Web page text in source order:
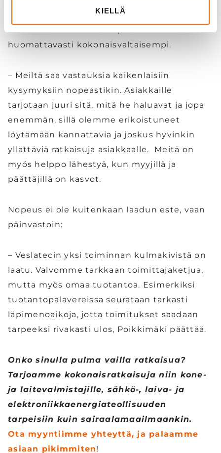
KIELLÄ
suunnittelu ja kehitystyö tehdään samassa
tehtaassa kuin tuotanto, näkökulma on
huomattavasti kokonaisvaltaisempi.
– Meiltä saa vastauksia kaikenlaisiin
kysymyksiin nopeastikin. Asiakkaille
tarjotaan juuri sitä, mitä he haluavat ja jopa
enemmän, sillä olemme erikoistuneet
löytämään kannattavia ja joskus hyvinkin
yllättäviä ratkaisuja asiakkaalle. Meitä on
myös helppo lähestyä, kun myyjillä ja
päättäjillä on kasvot.
Nopeus ei ole kuitenkaan laadun este, vaan
päinvastoin:
– Veslatecin yksi toiminnan kulmakivistä on
laatu. Valvomme tarkkaan toimittajaketjua,
mutta myös omaa tuotantoa. Esimerkiksi
tuotantopalavereissa seurataan tarkasti
läpimenoaikoja, jotta toimitukset saadaan
tarpeeksi rivakasti ulos, Poikkimäki päättää.
Onko sinulla pulma vailla ratkaisua?
Tarjoamme kokonaisratkaisuja niin kone-
ja laitevalmistajille, sähkö-, laiva- ja
elektroniikkaenergiateollisuuden
tarpeisiin kuin sairaalamaailmaankin.
Ota myyntiimme yhteyttä, ja palaamme
asiaan pikimmiten!